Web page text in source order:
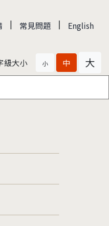
| 常見問題 | English
級大小 小 中 大